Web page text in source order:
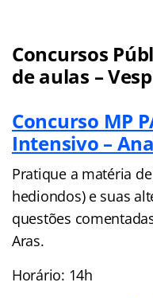
Concursos
de aulas –
Concurso MP
Intensivo –
Pratique a matéria
hediondos) e suas
questões
Aras.
Horário: 14h